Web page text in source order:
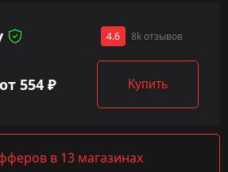
4.6 8k отзывов
от 554 ₽ Купить
в 13 магазинах